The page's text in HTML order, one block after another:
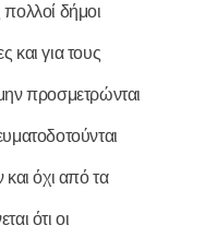
δήμοι
και για τους
προσμετρώνται
όχι από τα
ότι οι